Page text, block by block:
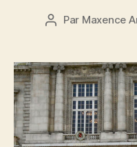
Auteur
Par Maxence